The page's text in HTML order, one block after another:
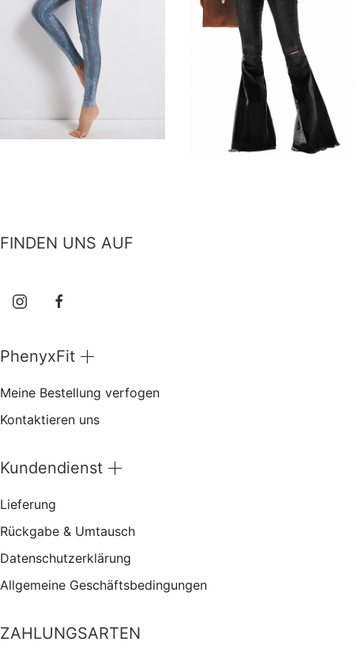
FINDEN UNS AUF
PhenyxFit
Meine Bestellung verfogen
Kontaktieren uns
Kundendienst
Lieferung
Rückgabe & Umtausch
Datenschutzerklärung
Allgemeine Geschäftsbedingungen
ZAHLUNGSARTEN